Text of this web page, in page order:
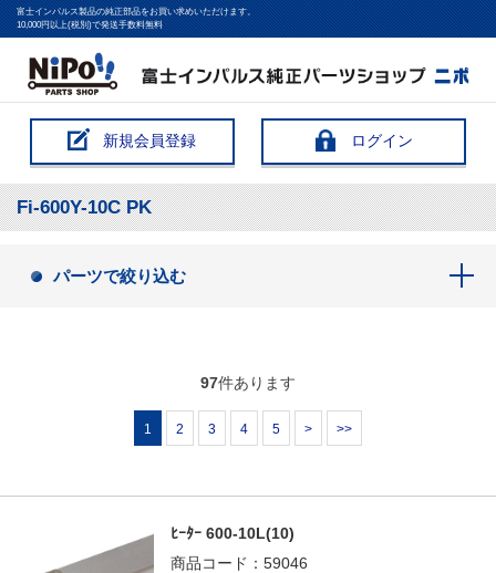
富士インパルス製品の純正部品をお買い求めいただけます。
10,000円以上(税別)で発送手数料無料
新規会員登録 ログイン
Fi-600Y-10C PK
パーツで絞り込む
97件あります
1 2 3 4 5 > >>
ﾋｰﾀｰ 600-10L(10)
商品コード： 59046